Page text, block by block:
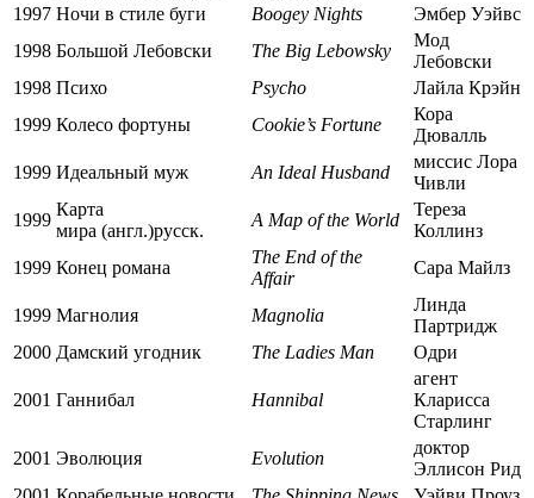
1997 Ночи в стиле буги Boogey Nights
Эмбер Уэйвс
1998 Большой Лебовски The Big Lebowsky
Мод
Лебовски
1998 Психо Psycho
Лайла Крэйн
1999 Колесо фортуны Cookie’s Fortune
Кора
Дювалль
1999 Идеальный муж An Ideal Husband
миссис Лора
Чивли
1999
Карта
мира (англ.)русск.
A Map of the World
Тереза
Коллинз
1999 Конец романа
The End of the
Affair
Сара Майлз
1999 Магнолия Magnolia
Линда
Партридж
2000 Дамский угодник The Ladies Man Одри
2001 Ганнибал Hannibal
агент
Кларисса
Старлинг
2001 Эволюция Evolution
доктор
Эллисон Рид